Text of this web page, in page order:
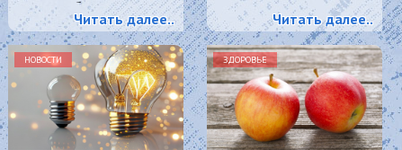
году: 4 баловня
СудьбыЧитать далее.. Читать далее..
НОВОСТИ ЗДОРОВЬЕ